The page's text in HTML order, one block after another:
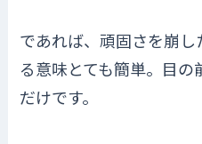
であれば、頑固さを崩
る意味とても簡単。目
だけです。